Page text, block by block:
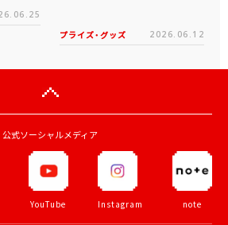
プライズ・グッズ 2026.06.12
公式ソーシャルメディア
YouTube Instagram note